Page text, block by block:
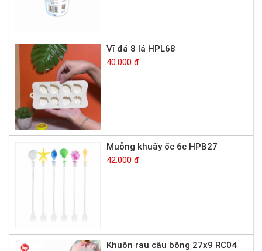
Vĩ đá 8 lá HPL68
40.000 đ
Muỗng khuấy ốc 6c HPB27
42.000 đ
Khuôn rau câu bông 27x9 RC04